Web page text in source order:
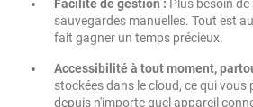
Facilité de gestion : Plus besoin
sauvegardes manuelles. Tout est
fait gagner un temps précieux.
Accessibilité à tout moment,
stockées dans le cloud, ce qui vous
depuis n'importe quel appareil